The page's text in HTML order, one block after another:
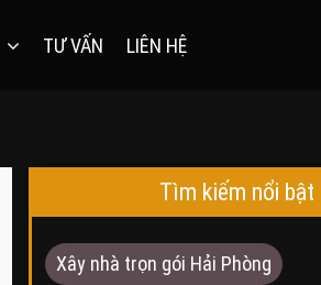
TƯ VẤN LIÊN HỆ
Tìm kiếm nổi bật
Xây nhà trọn gói Hải Phòng